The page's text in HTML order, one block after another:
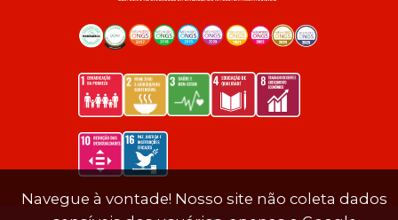
Navegue à vontade! Nosso site não coleta dados